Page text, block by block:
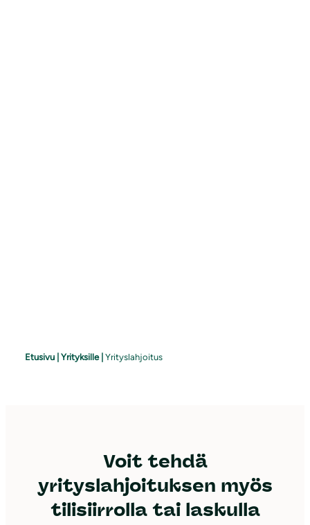
Etusivu Yrityksille| Yrityslahjoitus
Voit tehdä
yrityslahjoituksen myös
tilisiirrolla tai laskulla